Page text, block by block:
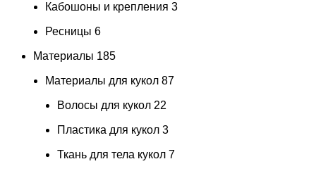
Кабошоны и крепления 3
Ресницы 6
Материалы 185
Материалы для кукол 87
Волосы для кукол 22
Пластика для кукол 3
Ткань для тела кукол 7